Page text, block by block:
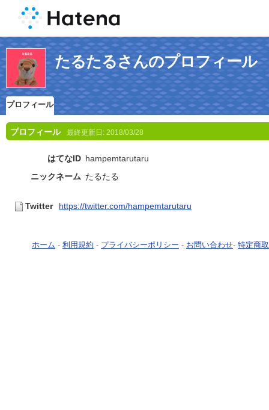
たるたるさんのプロフィール
プロフィール
プロフィール 最終更新日: 2018/03/28
はてなID hampemtarutaru
ニックネーム たるたる
Twitter https://twitter.com/hampemtarutaru
ホーム - 利用規約 - プライバシーポリシー - お問い合わせ- 特定商